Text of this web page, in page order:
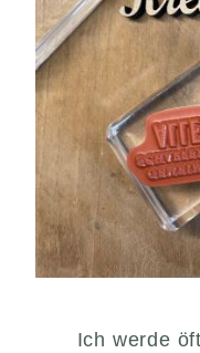
Ich werde